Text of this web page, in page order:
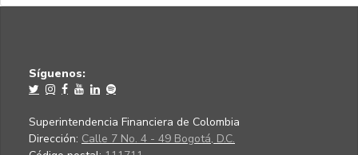
Síguenos:
Superintendencia Financiera de Colombia
Dirección: Calle 7 No. 4 - 49 Bogotá, D.C.